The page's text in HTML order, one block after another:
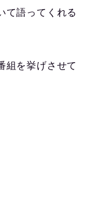
て語ってくれる
組を挙げさせて